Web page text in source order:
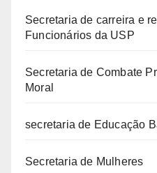
Secretaria de carreira e
Funcionários da USP
Secretaria de Combate
Moral
secretaria de Educação
Secretaria de Mulheres